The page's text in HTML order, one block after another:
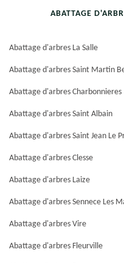
ABATTAGE
Abattage d'arbres La Salle
Abattage d'arbres Saint Martin
Abattage d'arbres Charbonnieres
Abattage d'arbres Saint Albain
Abattage d'arbres Saint Jean Le
Abattage d'arbres Clesse
Abattage d'arbres Laize
Abattage d'arbres Sennece Les
Abattage d'arbres Vire
Abattage d'arbres Fleurville